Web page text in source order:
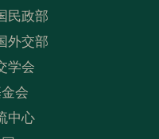
民政部
外交部
学会
会
中心